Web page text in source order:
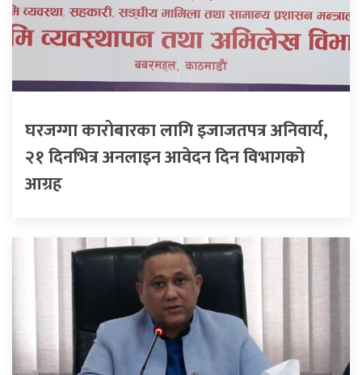
घरजग्गा कारोबारका लागि इजाजतपत्र अनिवार्य,
२१ दिनभित्र अनलाइन आवेदन दिन विभागको
आग्रह